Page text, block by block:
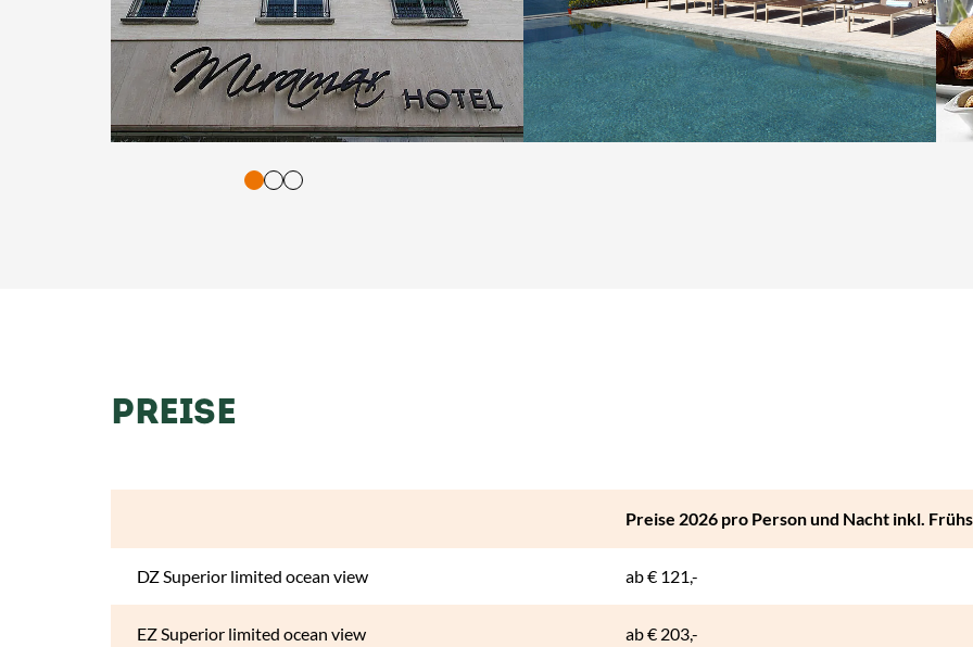
Bestätigung und Vorlesen der Inhalte mit Leertaste oder Tabulator-Taste.
PREISE
Preise 2026 pro Person und Nacht inkl.
DZ Superior limited ocean view ab€ 121,-
EZ Superior limited ocean view ab€ 203,-